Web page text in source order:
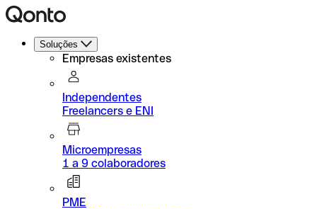
Soluções
Empresas existentes
Independentes
Freelancers e ENI
Microempresas
1 a 9 colaboradores
PME